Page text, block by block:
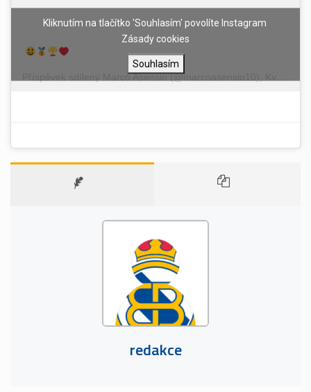
Marco Asensio(@marcoasensio10),
Kliknutím na tlačítko 'Souhlasím' povolíte Instagram
Zásady cookies
Souhlasím
redakce